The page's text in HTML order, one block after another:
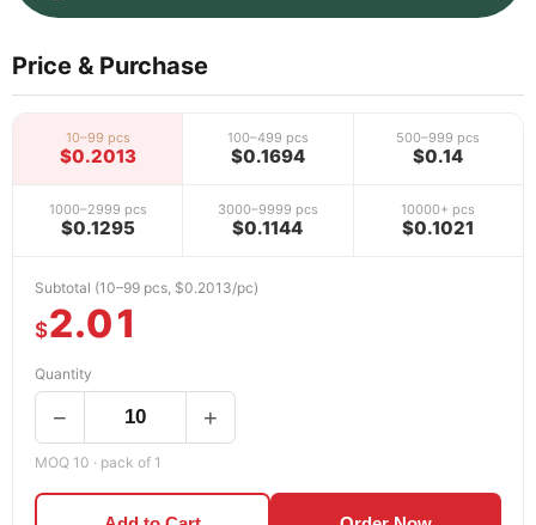
Price & Purchase
10–99 pcs
$0.2013
100–499 pcs
$0.1694
500–999 pcs
$0.14
1000–2999 pcs
$0.1295
3000–9999 pcs
$0.1144
10000+ pcs
$0.1021
Quantity
− +
MOQ 10 · pack of 1
Subtotal (10–99 pcs, $0.2013/pc)
$2.01